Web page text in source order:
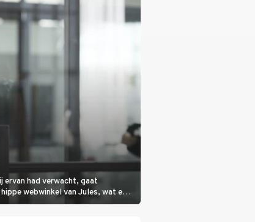
ervan had verwacht, gaat
webwinkel van Jules, wat een